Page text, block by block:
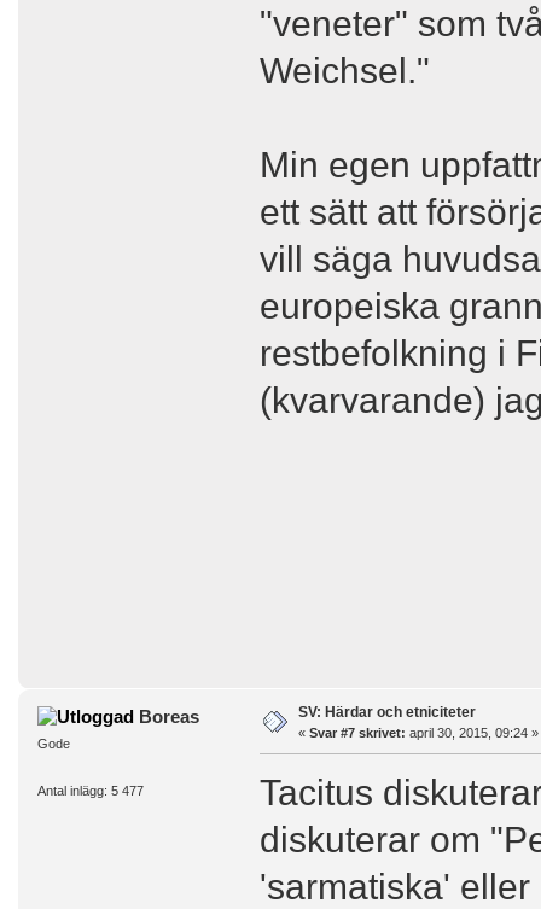
"veneter" som
Weichsel."
Min egen
ett sätt att
vill säga
europeiska
restbefolkning i
(kvarvarande)
Boreas
Gode
Antal inlägg: 5 477
SV: Härdar och etniciteter
« Svar #7 skrivet: april 30, 2015, 09:24 »
Tacitus
diskuterar om
'sarmatiska'